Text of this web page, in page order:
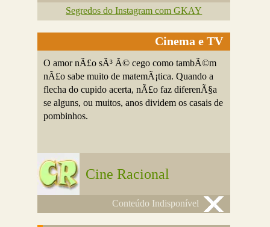
Segredos do Instagram com GKAY
Cinema e TV
O amor nÃ£o sÃ³ Ã© cego como tambÃ©m
nÃ£o sabe muito de matemÃ¡tica. Quando a
flecha do cupido acerta, nÃ£o faz diferenÃ§a
se alguns, ou muitos, anos dividem os casais de
pombinhos.
Cine Racional
Conteúdo Indisponível